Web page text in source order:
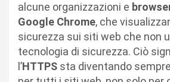
alcune organizzazioni e
Google Chrome, che
sicurezza sui siti web che non
tecnologia di sicurezza. Ciò
l’HTTPS sta diventando